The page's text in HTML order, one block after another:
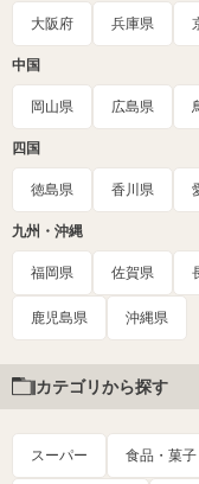
大阪府 兵庫県
中国
岡山県 広島県
四国
徳島県 香川県
九州・沖縄
福岡県 佐賀県
鹿児島県 沖縄県
カテゴリから探す
スーパー 食品・菓